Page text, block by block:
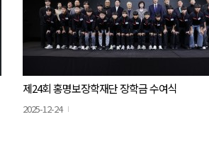
제24회 홍명보장학재단 장학금 수여식
2025-12-24